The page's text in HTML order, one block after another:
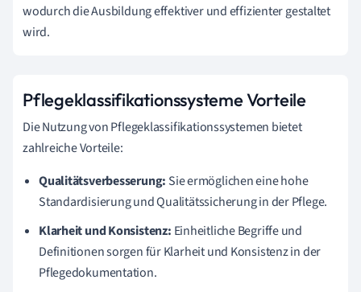
wodurch die Ausbildung effektiver und effizienter gestaltet
wird.
Pflegeklassifikationssysteme Vorteile
Die Nutzung von Pflegeklassifikationssystemen bietet
zahlreiche Vorteile:
Qualitätsverbesserung: Sie ermöglichen eine hohe
Standardisierung und Qualitätssicherung in der Pflege.
Klarheit und Konsistenz: Einheitliche Begriffe und
Definitionen sorgen für Klarheit und Konsistenz in der
Pflegedokumentation.